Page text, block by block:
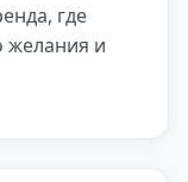
где
желания и